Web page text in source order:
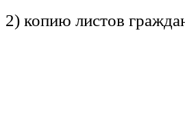
2) копию листов